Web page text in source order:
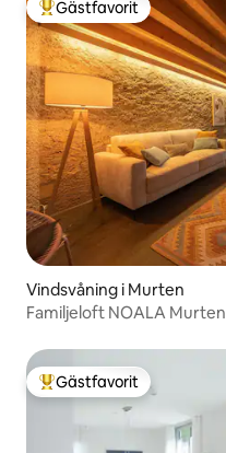
Populär gästfavorit
Gästfavorit
Vindsvåning i Murten
Familjeloft NOALA Murten
Populär gästfavorit
Gästfavorit